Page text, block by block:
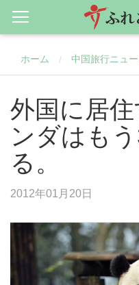
ホーム / 中国旅行ニュー
外国に居
ンダはも
る。
2012年01月20日